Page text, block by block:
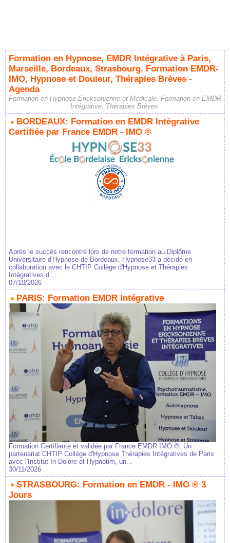
Formation en Hypnose, EMDR Intégrative à Paris,
Marseille, Bordeaux, Strasbourg. Formation EMDR-
IMO, Hypnose et Douleur, Thérapies Brèves -
Agenda
Formation en Hypnose Ericksonienne et Médicale. Formation en EMDR
Intégrative, Thérapies Brèves.
BORDEAUX: Formation en EMDR Intégrative
Certifiée par France EMDR - IMO ®
Après le succès rencontré lors de notre formation au Diplôme
Universitaire d'Hypnose de Bordeaux, Hypnose33 a décidé en
collaboration avec le CHTIP Collège d'Hypnose et Thérapies
Intégratives d...
07/10/2026
PARIS: Formation EMDR Intégrative
Formation Certifiante et validée par France EMDR IMO ®. Un
partenariat CHTIP Collège d'Hypnose Thérapies Intégratives de Paris
avec l'Institut In-Dolore et Hypnotim, un...
30/11/2026
STRASBOURG: Formation en EMDR - IMO ® 3
Jours